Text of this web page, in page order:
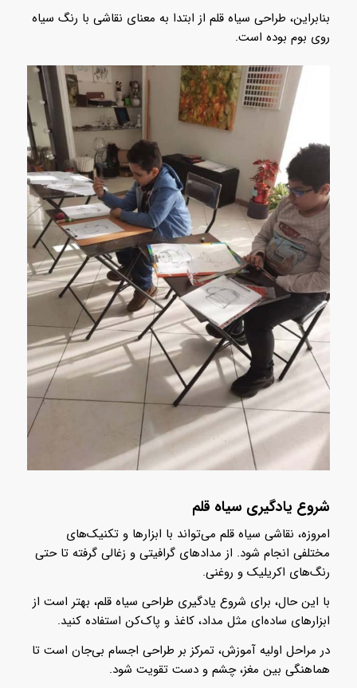
بنابراین، طراحی سیاه قلم از ابتدا به معنای نقاشی با رنگ سیاه
روی بوم بوده است.
شروع یادگیری سیاه قلم
امروزه، نقاشی سیاه قلم می‌تواند با ابزارها و تکنیک‌های
مختلفی انجام شود. از مدادهای گرافیتی و زغالی گرفته تا حتی
رنگ‌های اکریلیک و روغنی.
با این حال، برای شروع یادگیری طراحی سیاه قلم، بهتر است از
ابزارهای ساده‌ای مثل مداد، کاغذ و پاک‌کن استفاده کنید.
در مراحل اولیه آموزش، تمرکز بر طراحی اجسام بی‌جان است تا
هماهنگی بین مغز، چشم و دست تقویت شود.